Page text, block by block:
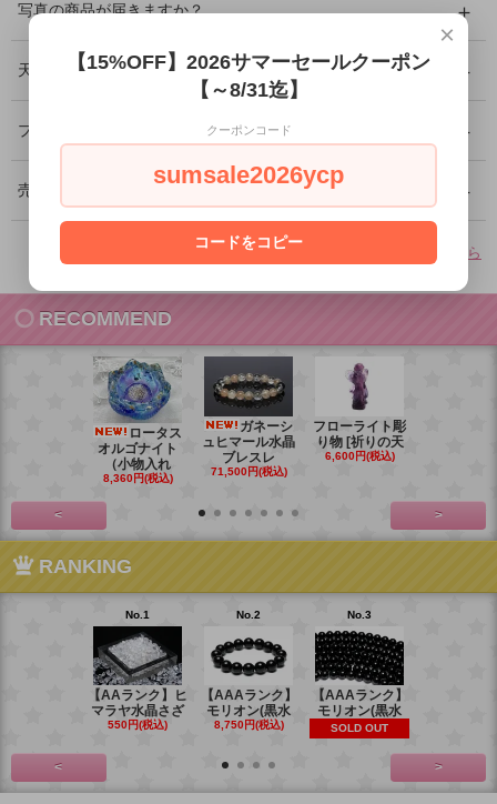
写真の商品が届きますか？
天然石に傷やクラックはありますか？
プレゼントとして利用できますか？
売り切れ商品の再入荷はありますか？
その他のよくあるご質問はこちら
RECOMMEND
ロータス
オルゴナイト
（小物入れ
8,360円(税込)
ガネーシ
ュヒマール水晶
ブレスレ
71,500円(税込)
フローライト彫
り物 [祈りの天
6,600円(税込)
< >
RANKING
No.1
【AAランク】ヒ
マラヤ水晶さざ
550円(税込)
No.2
【AAAランク】
モリオン(黒水
8,750円(税込)
No.3
【AAAランク】
モリオン(黒水
SOLD OUT
< >
×
【15%OFF】2026サマーセールクーポン
【～8/31迄】
クーポンコード
sumsale2026ycp
コードをコピー